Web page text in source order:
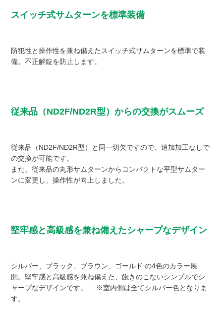
スイッチ式サムターンを標準装備
防犯性と操作性を兼ね備えたスイッチ式サムターンを標準で装
備。不正解錠を防止します。
従来品（ND2F/ND2R型）からの交換がスムーズ
従来品（ND2F/ND2R型）と同一切欠ですので、追加加工なしで
の交換が可能です。
また、従来品の丸形サムターンからコンパクトな平型サムター
ンに変更し、操作性が向上しました。
堅牢感と高級感を兼ね備えたシャープなデザイン
シルバー、ブラック、ブラウン、ゴールド の4色のカラー展
開。堅牢感と高級感を兼ね備えた、飽きのこないシンプルでシ
ャープなデザインです。 ※室内側は全てシルバー色となりま
す。